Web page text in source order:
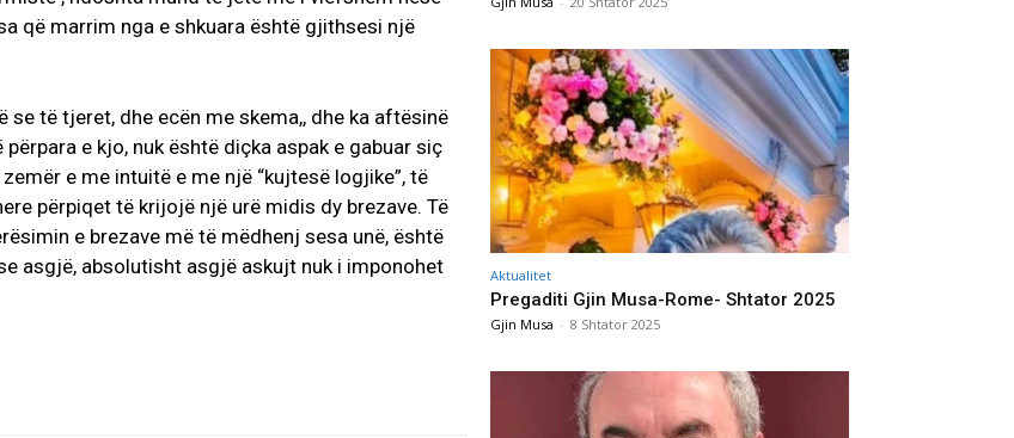
që marrim nga e shkuara është gjithsesi një
të tjeret, dhe ecën me skema,, dhe ka aftësinë
e kjo, nuk është diçka aspak e gabuar siç
e me intuitë e me një “kujtesë logjike”, të
përpiqet të krijojë një urë midis dy brezave. Të
e brezave më të mëdhenj sesa unë, është
asgjë, absolutisht asgjë askujt nuk i imponohet
Aktualitet
Pregaditi Gjin Musa-Rome- Shtator 2025
Gjin Musa - 8 Shtator 2025